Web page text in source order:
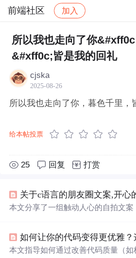
前端社区 加入
社区 前端社区 感慨 帖
所以我也走向了你
&#xff0c;皆是我的回礼
cjska
2025-08-26
所以我也走向了你，暮色千里，
给本帖投票
25 回复 打赏
本文分享了一组触动人心的自拍文案
中读者的心事。
本文指导如何通过改善代码质量（如